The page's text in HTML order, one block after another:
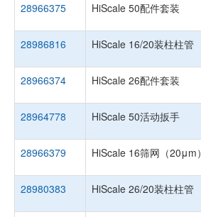
28966375 HiScale 50配件套装
28986816 HiScale 16/20装柱柱管
28966374 HiScale 26配件套装
28964778 HiScale 50活动扳手
28966379 HiScale 16筛网（20μm）
28980383 HiScale 26/20装柱柱管